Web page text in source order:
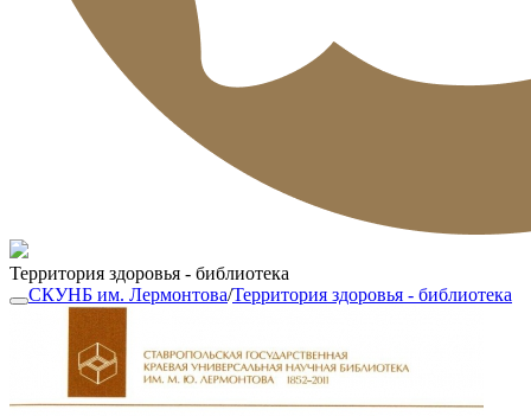
Территория здоровья - библиотека
СКУНБ им. Лермонтова/Территория здоровья - библиотека